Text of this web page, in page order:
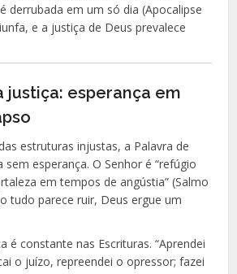
derrubada em um só dia (Apocalipse
e a justiça de Deus prevalece
justiça: esperança em
estruturas injustas, a Palavra de
sem esperança. O Senhor é “refúgio
em tempos de angústia” (Salmo
tudo parece ruir, Deus ergue um
é constante nas Escrituras. “Aprendei
o juízo, repreendei o opressor; fazei